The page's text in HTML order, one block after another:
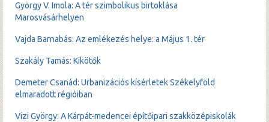
György V. Imola: A tér szimbolikus birtoklása
Marosvásárhelyen
Vajda Barnabás: Az emlékezés helye: a Május 1. tér
Szakály Tamás: Kikötők
Demeter Csanád: Urbanizációs kísérletek Székelyföld
elmaradott régióiban
Vizi György: A Kárpát-medencei építőipari szakközépiskolák